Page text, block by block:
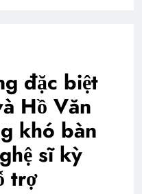
đặc biệt
Hồ Văn
khó bàn
sĩ kỳ
trợ